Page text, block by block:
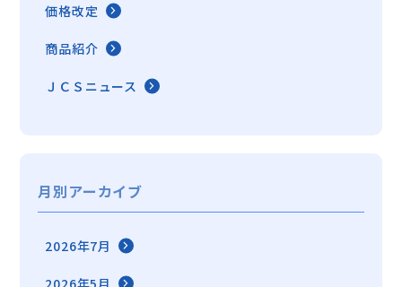
価格改定
商品紹介
ＪＣＳニュース
月別アーカイブ
2026年7月
2026年5月